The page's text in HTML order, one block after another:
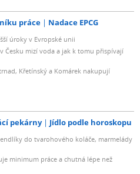
práce Nadace EPCG
úroky v Evropské unii
Česku mizí voda a jak k tomu přispívají
Křetínský a Komárek nakupují
pekárny Jídlo podle horoskopu
do tvarohového koláče, marmelády
minimum práce a chutná lépe než